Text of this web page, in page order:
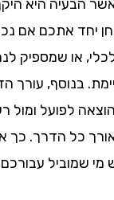
היא היקף
אתכם אם נכון
או שמספיק לנהל
עורך הדין
לפועל ומול
הדרך. כך אתם
עבורכם את